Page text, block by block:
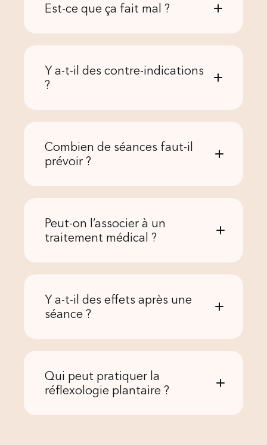
Est-ce que ça fait mal ?
Y a-t-il des contre-indications
?
Combien de séances faut-il
prévoir ?
Peut-on l’associer à un
traitement médical ?
Y a-t-il des effets après une
séance ?
Qui peut pratiquer la
réflexologie plantaire ?